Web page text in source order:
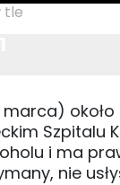
tle
Szpitalu
i ma
nie